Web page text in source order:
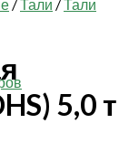
/Тали /Тали
5,0 т